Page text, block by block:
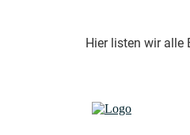
Hier listen wir alle